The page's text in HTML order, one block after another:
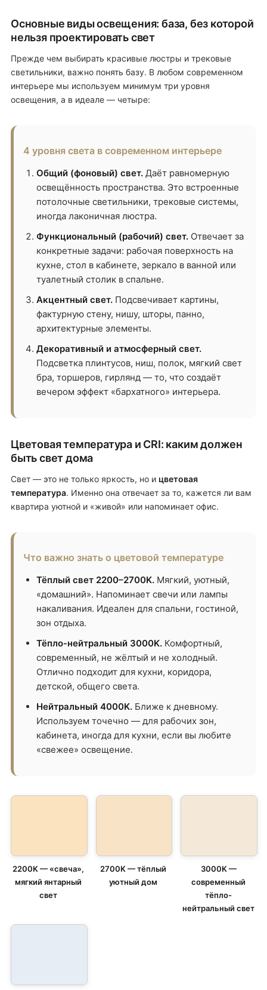
Основные виды освещения: база, без которой
нельзя проектировать свет
Прежде чем выбирать красивые люстры и трековые
светильники, важно понять базу. В любом современном
интерьере мы используем минимум три уровня
освещения, а в идеале — четыре:
4 уровня света в современном интерьере
Общий (фоновый) свет. Даёт равномерную
освещённость пространства. Это встроенные
потолочные светильники, трековые системы,
иногда лаконичная люстра.
Функциональный (рабочий) свет. Отвечает за
конкретные задачи: рабочая поверхность на
кухне, стол в кабинете, зеркало в ванной или
туалетный столик в спальне.
Акцентный свет. Подсвечивает картины,
фактурную стену, нишу, шторы, панно,
архитектурные элементы.
Декоративный и атмосферный свет.
Подсветка плинтусов, ниш, полок, мягкий свет
бра, торшеров, гирлянд — то, что создаёт
вечером эффект «бархатного» интерьера.
Цветовая температура и CRI: каким должен
быть свет дома
Свет — это не только яркость, но и цветовая
температура. Именно она отвечает за то, кажется ли вам
квартира уютной и «живой» или напоминает офис.
Что важно знать о цветовой температуре
Тёплый свет 2200–2700K. Мягкий, уютный,
«домашний». Напоминает свечи или лампы
накаливания. Идеален для спальни, гостиной,
зон отдыха.
Тёпло-нейтральный 3000K. Комфортный,
современный, не жёлтый и не холодный.
Отлично подходит для кухни, коридора,
детской, общего света.
Нейтральный 4000K. Ближе к дневному.
Используем точечно — для рабочих зон,
кабинета, иногда для кухни, если вы любите
«свежее» освещение.
2200K — «свеча»,
мягкий янтарный
свет
2700K — тёплый
уютный дом
3000K —
современный
тёпло-
нейтральный свет